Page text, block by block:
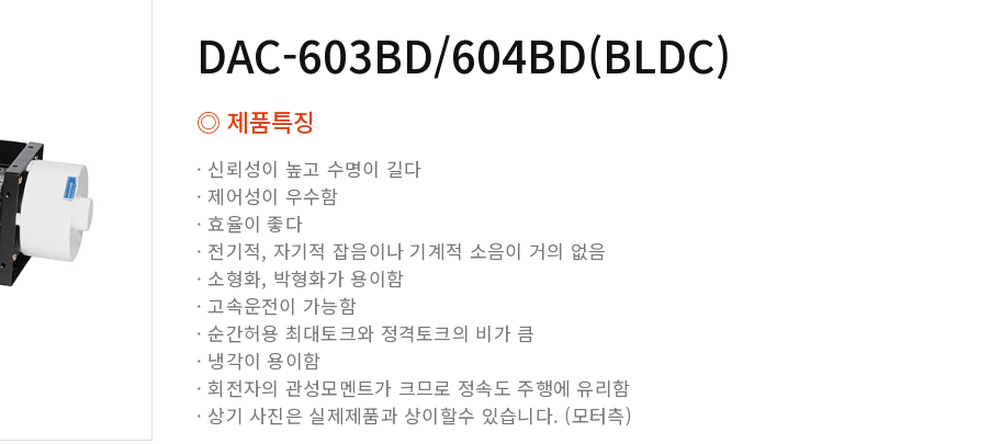
DAC-603BD/604BD(BLDC)
◎ 제품특징
· 신뢰성이 높고 수명이 길다
· 제어성이 우수함
· 효율이 좋다
· 전기적, 자기적 잡음이나 기계적 소음이 거의 없음
· 소형화, 박형화가 용이함
· 고속운전이 가능함
· 순간허용 최대토크와 정격토크의 비가 큼
· 냉각이 용이함
· 회전자의 관성모멘트가 크므로 정속도 주행에 유리함
· 상기 사진은 실제제품과 상이할수 있습니다. (모터측)